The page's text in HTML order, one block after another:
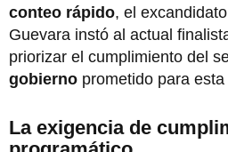
conteo rápido, el
Guevara instó al actual
priorizar el cumplimiento del
gobierno prometido para
La exigencia de